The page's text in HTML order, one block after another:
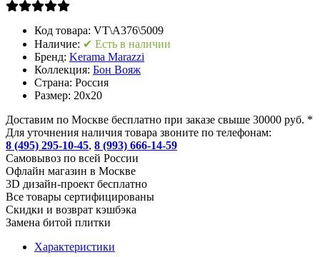
Код товара: VT\A376\5009
Наличие: ✔ Есть в наличии
Бренд: Kerama Marazzi
Коллекция: Бон Вояж
Страна: Россия
Размер: 20x20
Доставим по Москве бесплатно при заказе свыше 30000 руб. *
Для уточнения наличия товара звоните по телефонам:
8 (495) 295-10-45, 8 (993) 666-14-59
Cамовывоз по всей России
Офлайн магазин в Москве
3D дизайн-проект бесплатно
Все товары сертифицированы
Скидки и возврат кэшбэка
Замена битой плитки
Характеристики